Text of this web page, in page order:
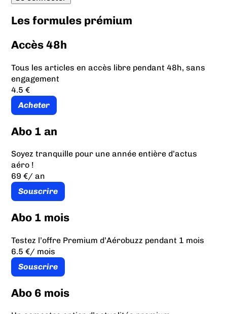
Les formules prémium
Accès 48h
Tous les articles en accès libre pendant 48h, sans
engagement
4.5 €
Acheter
Abo 1 an
Soyez tranquille pour une année entière d’actus
aéro !
69 €/ an
Souscrire
Abo 1 mois
Testez l’offre Premium d’Aérobuzz pendant 1 mois
6.5 €/ mois
Souscrire
Abo 6 mois